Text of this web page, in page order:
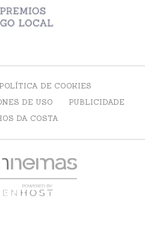
POLÍTICA DE COOKIES
DE USO
PUBLICIDADE
DA COSTA